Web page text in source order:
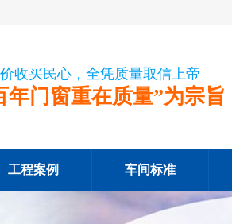
收买民心，全凭质量取信上帝
年门窗重在质量”为宗旨
工程案例 车间标准